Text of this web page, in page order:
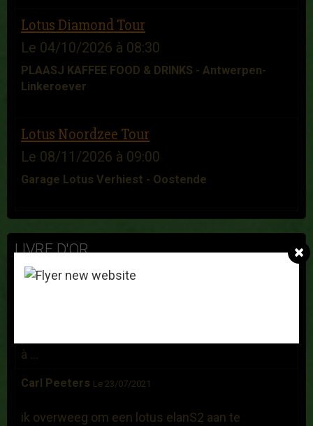
Lotus Diamond Tour
Le 04/10/2026 à 08:30
PLAASJ KAFFEE FOOD & DRINKS - Antwerpen-
Linkeroever
Lotus Noordzee Tour
Le 08/11/2026 à 09:00
Garage Lotus Verhiest - Oostende
LIVRE D'OR
Franz Nys
à ...
Carl Peeters Le 23/07/2021
ik overweeg om een lotus elanS2 aan te